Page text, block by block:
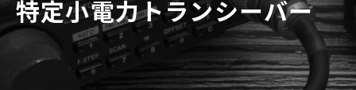
特定小電力トランシーバー